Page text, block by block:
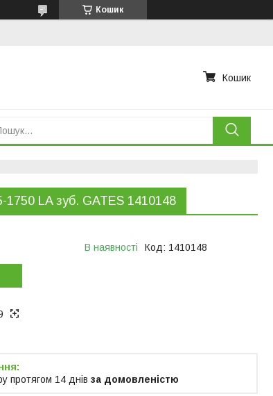
Кошик
Кошик
1750 LA зуб. GATES 1410148
В наявності Код: 1410148
протягом 14 днів за домовленістю